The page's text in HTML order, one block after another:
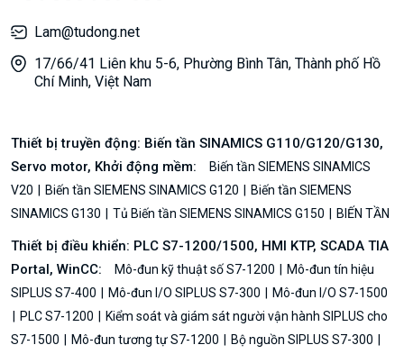
Lam@tudong.net
17/66/41 Liên khu 5-6, Phường Bình Tân, Thành phố Hồ
Chí Minh, Việt Nam
Thiết bị truyền động: Biến tần SINAMICS G110/G120/G130,
Servo motor, Khởi động mềm:
Biến tần SIEMENS SINAMICS
V20
Biến tần SIEMENS SINAMICS G120
Biến tần SIEMENS
SINAMICS G130
Tủ Biến tần SIEMENS SINAMICS G150 BIẾN TẦN
Thiết bị điều khiển: PLC S7-1200/1500, HMI KTP, SCADA TIA
Portal, WinCC:
Mô-đun kỹ thuật số S7-1200
Mô-đun tín hiệu
SIPLUS S7-400
Mô-đun I/O SIPLUS S7-300
Mô-đun I/O S7-1500
PLC S7-1200
Kiểm soát và giám sát người vận hành SIPLUS cho
S7-1500
Mô-đun tương tự S7-1200
Bộ nguồn SIPLUS S7-300